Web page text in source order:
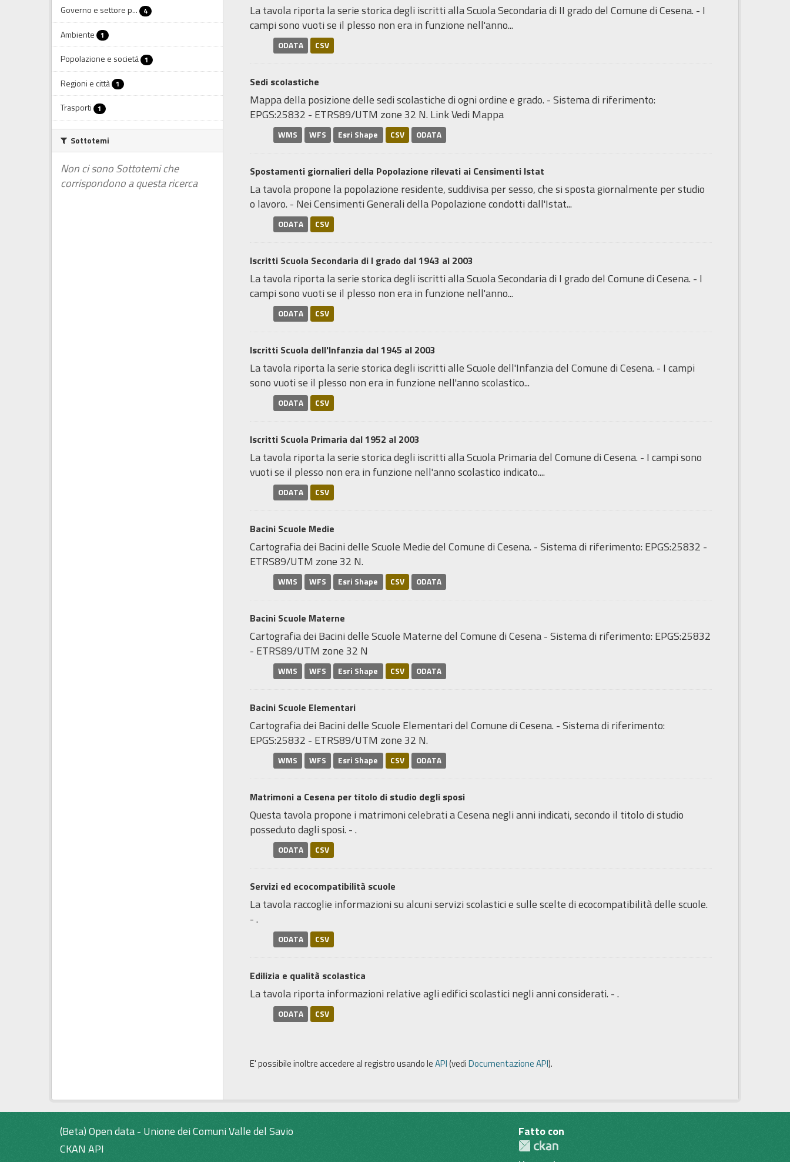
Governo e settore p... 4
Ambiente 1
Popolazione e società 1
Regioni e città 1
Trasporti 1
Sottotemi
Non ci sono Sottotemi che
corrispondono a questa ricerca
La tavola riporta la serie storica degli iscritti alla Scuola Secondaria di II grado del Comune di Cesena. - I
campi sono vuoti se il plesso non era in funzione nell'anno...
ODATA CSV
Sedi scolastiche
Mappa della posizione delle sedi scolastiche di ogni ordine e grado. - Sistema di riferimento:
EPGS:25832 - ETRS89/UTM zone 32 N. Link Vedi Mappa
WMS WFS Esri Shape CSV ODATA
Spostamenti giornalieri della Popolazione rilevati ai Censimenti Istat
La tavola propone la popolazione residente, suddivisa per sesso, che si sposta giornalmente per studio
o lavoro. - Nei Censimenti Generali della Popolazione condotti dall'Istat...
ODATA CSV
Iscritti Scuola Secondaria di I grado dal 1943 al 2003
La tavola riporta la serie storica degli iscritti alla Scuola Secondaria di I grado del Comune di Cesena. - I
campi sono vuoti se il plesso non era in funzione nell'anno...
ODATA CSV
Iscritti Scuola dell'Infanzia dal 1945 al 2003
La tavola riporta la serie storica degli iscritti alle Scuole dell'Infanzia del Comune di Cesena. - I campi
sono vuoti se il plesso non era in funzione nell'anno scolastico...
ODATA CSV
Iscritti Scuola Primaria dal 1952 al 2003
La tavola riporta la serie storica degli iscritti alla Scuola Primaria del Comune di Cesena. - I campi sono
vuoti se il plesso non era in funzione nell'anno scolastico indicato....
ODATA CSV
Bacini Scuole Medie
Cartografia dei Bacini delle Scuole Medie del Comune di Cesena. - Sistema di riferimento: EPGS:25832 -
ETRS89/UTM zone 32 N.
WMS WFS Esri Shape CSV ODATA
Bacini Scuole Materne
Cartografia dei Bacini delle Scuole Materne del Comune di Cesena - Sistema di riferimento: EPGS:25832
- ETRS89/UTM zone 32 N
WMS WFS Esri Shape CSV ODATA
Bacini Scuole Elementari
Cartografia dei Bacini delle Scuole Elementari del Comune di Cesena. - Sistema di riferimento:
EPGS:25832 - ETRS89/UTM zone 32 N.
WMS WFS Esri Shape CSV ODATA
Matrimoni a Cesena per titolo di studio degli sposi
Questa tavola propone i matrimoni celebrati a Cesena negli anni indicati, secondo il titolo di studio
posseduto dagli sposi. - .
ODATA CSV
Servizi ed ecocompatibilità scuole
La tavola raccoglie informazioni su alcuni servizi scolastici e sulle scelte di ecocompatibilità delle scuole.
- .
ODATA CSV
Edilizia e qualità scolastica
La tavola riporta informazioni relative agli edifici scolastici negli anni considerati. - .
ODATA CSV
E' possibile inoltre accedere al registro usando leAPI(vediDocumentazione API).
(Beta) Open data - Unione dei Comuni Valle del Savio
CKAN API
Fatto con